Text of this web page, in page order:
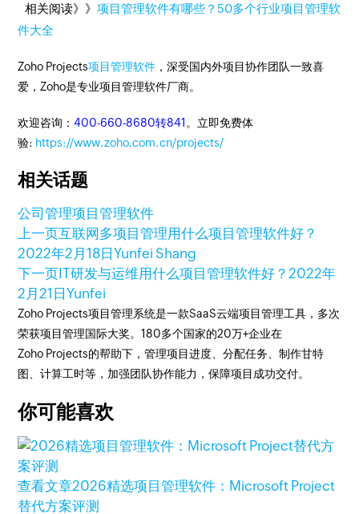
相关阅读》》项目管理软件有哪些？50多个行业项目管理软
件大全
Zoho Projects项目管理软件 ，深受国内外项目协作团队一致喜
爱，Zoho是专业项目管理软件厂商。
欢迎咨询：400-660-8680转841 。立即免费体
验: https://www.zoho.com.cn/projects/
相关话题
公司管理项目管理软件
上一页互联网多项目管理用什么项目管理软件好？
2022年2月18日Yunfei Shang
下一页 IT研发与运维用什么项目管理软件好？2022年
2月21日Yunfei
Zoho Projects项目管理系统是一款SaaS云端项目管理工具，多次
荣获项目管理国际大奖。180多个国家的20万+企业在
Zoho Projects的帮助下，管理项目进度、分配任务、制作甘特
图、计算工时等，加强团队协作能力，保障项目成功交付。
你可能喜欢
查看文章2026精选项目管理软件：Microsoft Project
替代方案评测